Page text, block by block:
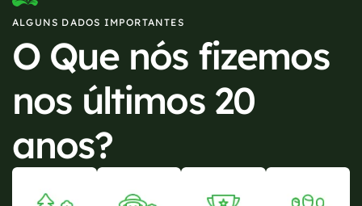
ALGUNS DADOS IMPORTANTES
O Que nós fizemos
nos últimos 20
anos?